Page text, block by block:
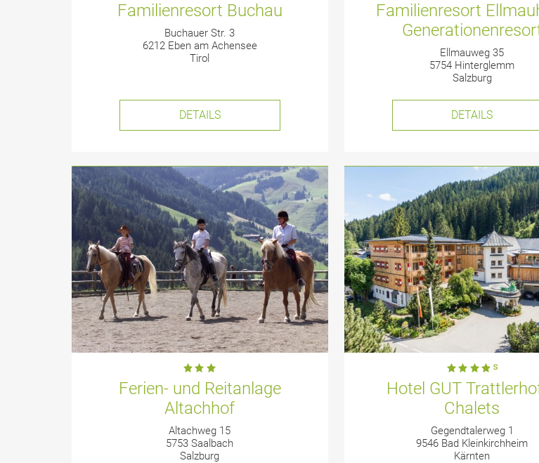
Familienresort Buchau
Buchauer Str. 3
6212 Eben am Achensee
Tirol
DETAILS
Familienresort
Ellmauweg 35
5754 Hinterglemm
Salzburg
DETAILS
Ferien- und Reitanlage
Altachhof
Altachweg 15
5753 Saalbach
Salzburg
Hotel GUT
Chalets
Gegendtalerweg 1
9546 Bad Kleinkirchheim
Kärnten